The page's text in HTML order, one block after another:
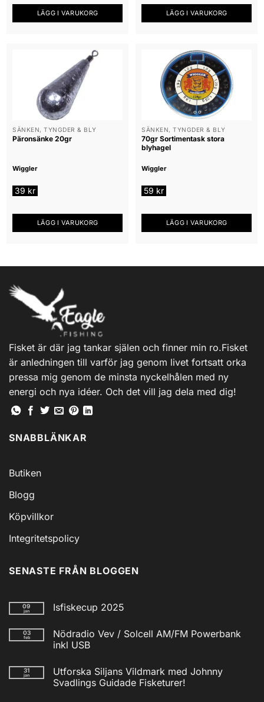
LÄGG I VARUKORG LÄGG I VARUKORG
SÄNKEN, TYNGDER & BLY
Päronsänke 20gr
Wiggler
39 kr
LÄGG I VARUKORG
SÄNKEN, TYNGDER & BLY
70gr Sortimentask stora
blyhagel
Wiggler
59 kr
LÄGG I VARUKORG
Fisket är där jag tankar själen och finner min ro.Fisket
är anledningen till varför jag genom livet fortsatt orka
pressa mig genom de minsta nyckelhålen med ny
energi och nya idéer. Och det vill jag dela med dig!
SNABBLÄNKAR
Butiken
Blogg
Köpvillkor
Integritetspolicy
SENASTE FRÅN BLOGGEN
09
jan Isfiskecup 2025
till
Isfiskecup
2025
03
feb
Nödradio Vev / Solcell AM/FM Powerbank
inkl USB
till
Nödradio
Vev
31
jan
Utforska Siljans Vildmark med Johnny
Svadlings Guidade Fisketurer!